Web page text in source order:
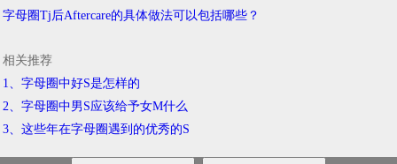
字母圈Tj后Aftercare的具体做法可以包括哪些？
相关推荐
1、字母圈中好S是怎样的
2、字母圈中男S应该给予女M什么
3、这些年在字母圈遇到的优秀的S